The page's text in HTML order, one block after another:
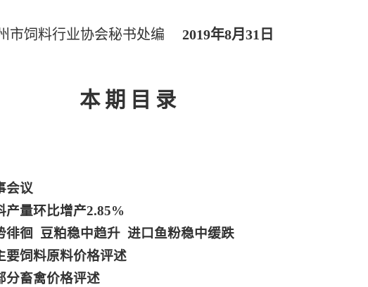
市饲料行业协会秘书处编 2019年8月31 日
本 期 目 录
会议
产量环比增产2.85%
徘徊 豆粕稳中趋升 进口鱼粉稳中缓跌
要饲料原料价格评述
分畜禽价格评述